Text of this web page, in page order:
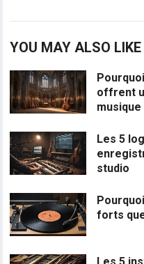
YOU MAY ALSO LIKE
offrent
musique
Les 5
studio
forts